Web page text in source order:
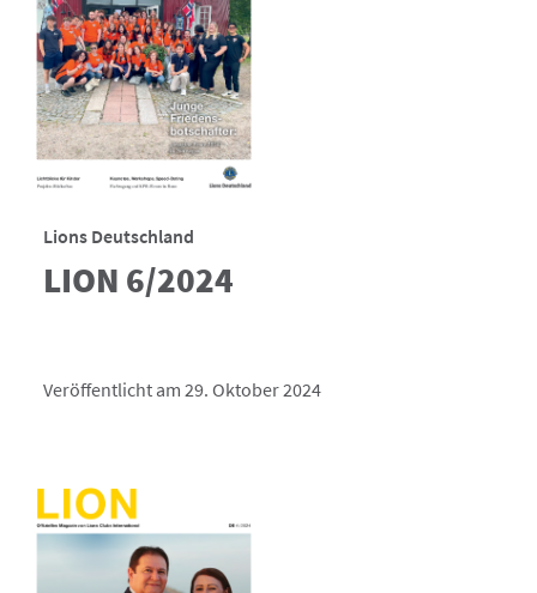
Lions Deutschland
LION 6/2024
Veröffentlicht am 29. Oktober 2024